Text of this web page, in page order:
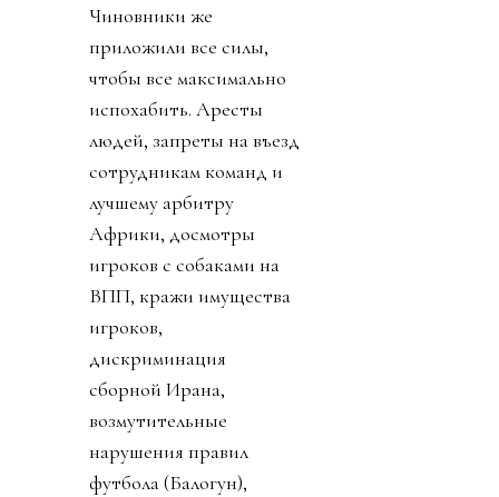
Чиновники же
приложили все силы,
чтобы все максимально
испохабить. Аресты
людей, запреты на въезд
сотрудникам команд и
лучшему арбитру
Африки, досмотры
игроков с собаками на
ВПП, кражи имущества
игроков,
дискриминация
сборной Ирана,
возмутительные
нарушения правил
футбола (Балогун),